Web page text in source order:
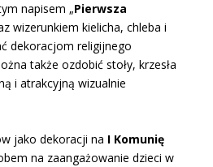
napisem „Pierwsza
wizerunkiem kielicha, chleba i
dekoracjom religijnego
także ozdobić stoły, krzesła
i atrakcyjną wizualnie
jako dekoracji na I Komunię
na zaangażowanie dzieci w